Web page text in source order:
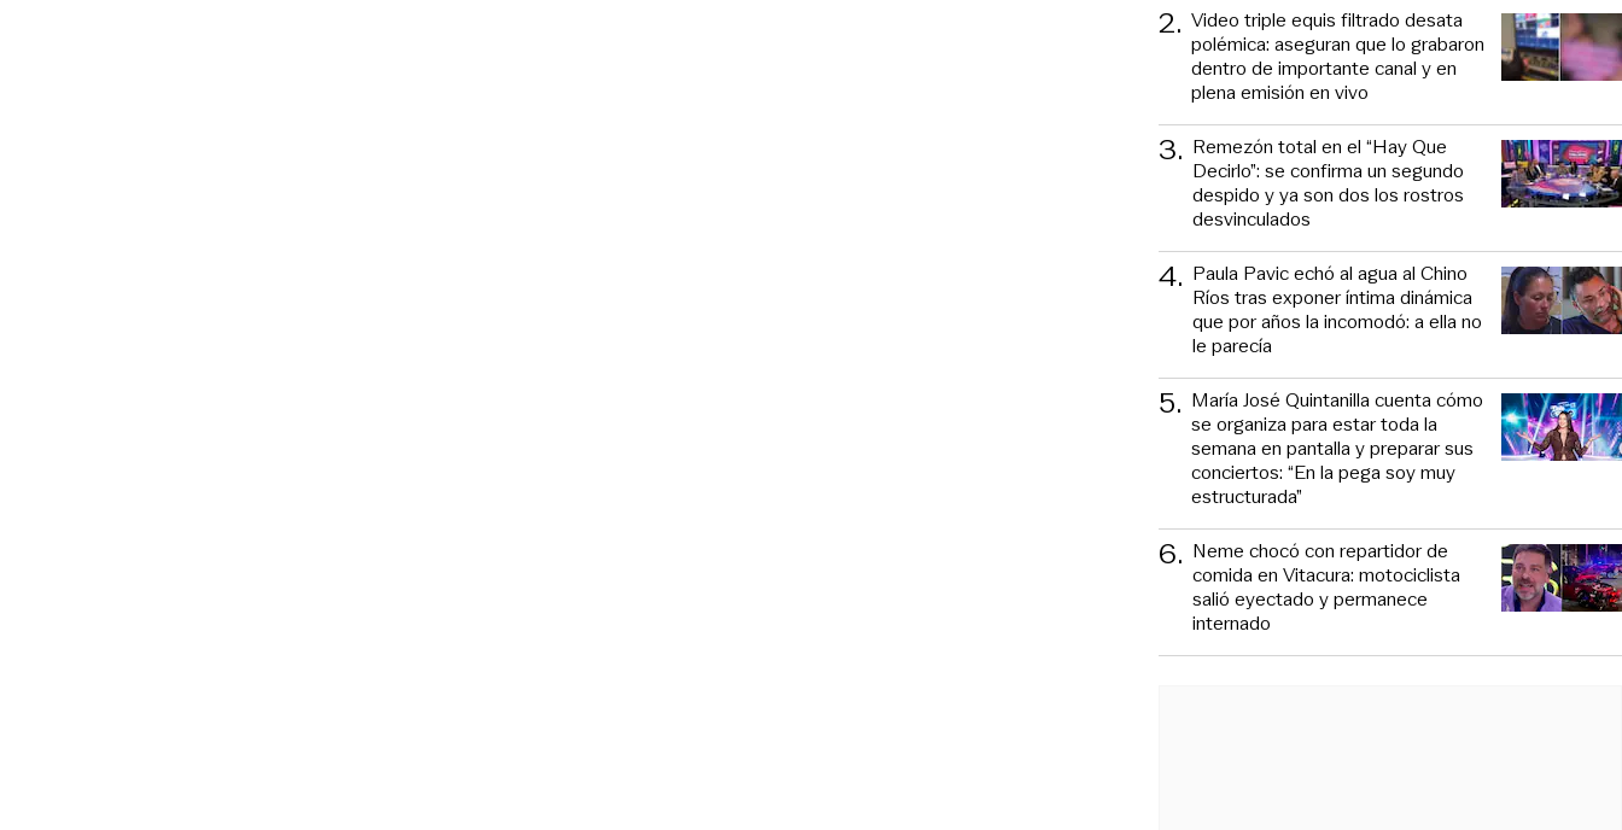
2. Video triple equis filtrado desata
polémica: aseguran que lo grabaron
dentro de importante canal y en
plena emisión en vivo
3. Remezón total en el “Hay Que
Decirlo”: se confirma un segundo
despido y ya son dos los rostros
desvinculados
4. Paula Pavic echó al agua al Chino
Ríos tras exponer íntima dinámica
que por años la incomodó: a ella no
le parecía
5. María José Quintanilla cuenta cómo
se organiza para estar toda la
semana en pantalla y preparar sus
conciertos: “En la pega soy muy
estructurada”
6. Neme chocó con repartidor de
comida en Vitacura: motociclista
salió eyectado y permanece
internado